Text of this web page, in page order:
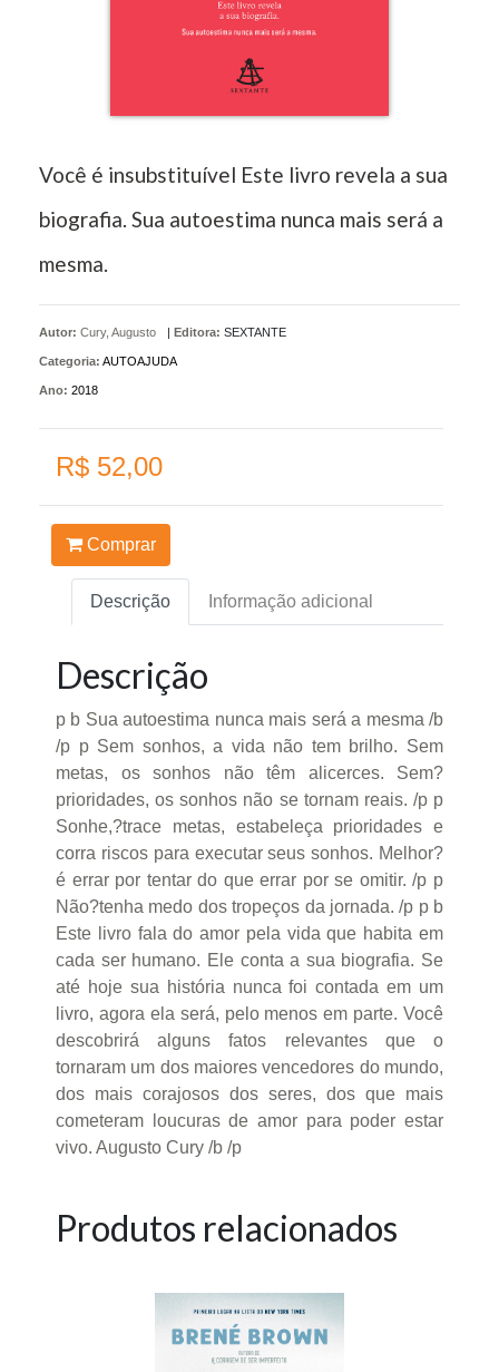
Você é insubstituível Este livro revela a sua
biografia. Sua autoestima nunca mais será a
mesma.
Autor: Cury, Augusto | Editora: SEXTANTE
Categoria: AUTOAJUDA
Ano: 2018
R$ 52,00
Comprar
Descrição Informação adicional
Descrição
p b Sua autoestima nunca mais será a mesma /b
/p p Sem sonhos, a vida não tem brilho. Sem
metas, os sonhos não têm alicerces. Sem?
prioridades, os sonhos não se tornam reais. /p p
Sonhe,?trace metas, estabeleça prioridades e
corra riscos para executar seus sonhos. Melhor?
é errar por tentar do que errar por se omitir. /p p
Não?tenha medo dos tropeços da jornada. /p p b
Este livro fala do amor pela vida que habita em
cada ser humano. Ele conta a sua biografia. Se
até hoje sua história nunca foi contada em um
livro, agora ela será, pelo menos em parte. Você
descobrirá alguns fatos relevantes que o
tornaram um dos maiores vencedores do mundo,
dos mais corajosos dos seres, dos que mais
cometeram loucuras de amor para poder estar
vivo. Augusto Cury /b /p
Produtos relacionados